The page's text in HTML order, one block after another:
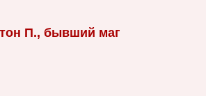
П., бывший маг